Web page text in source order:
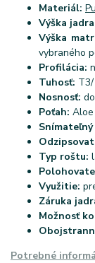
Materiál:
Výška
Výška
vybraného
Profilácia:
Tuhosť:
Nosnosť:
Poťah:
Typ roštu:
Využitie:
Záruka
Možnosť
Potrebné